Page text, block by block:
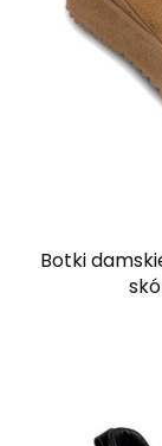
Botki